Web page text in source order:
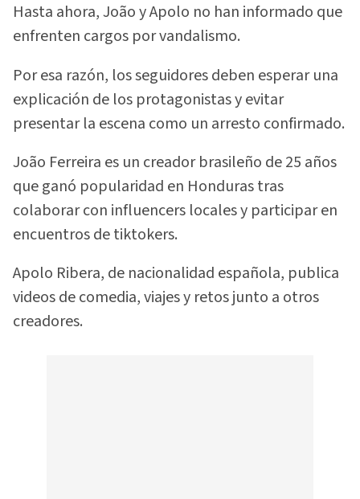
Hasta ahora, João y Apolo no han informado que
enfrenten cargos por vandalismo.
Por esa razón, los seguidores deben esperar una
explicación de los protagonistas y evitar
presentar la escena como un arresto confirmado.
João Ferreira es un creador brasileño de 25 años
que ganó popularidad en Honduras tras
colaborar con influencers locales y participar en
encuentros de tiktokers.
Apolo Ribera, de nacionalidad española, publica
videos de comedia, viajes y retos junto a otros
creadores.